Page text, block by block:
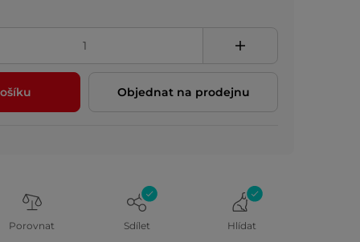
Objednat na prodejnu
Porovnat Sdílet Hlídat